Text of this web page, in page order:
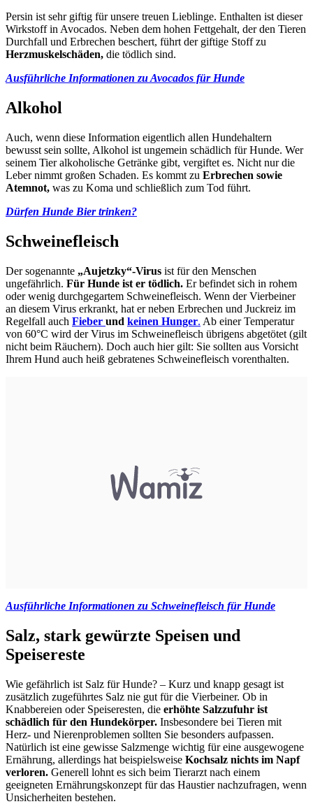
Persin ist sehr giftig für unsere treuen Lieblinge. Enthalten ist dieser
Wirkstoff in Avocados. Neben dem hohen Fettgehalt, der den Tieren
Durchfall und Erbrechen beschert, führt der giftige Stoff zu
Herzmuskelschäden, die tödlich sind.
Ausführliche Informationen zu Avocados für Hunde
Alkohol
Auch, wenn diese Information eigentlich allen Hundehaltern
bewusst sein sollte, Alkohol ist ungemein schädlich für Hunde. Wer
seinem Tier alkoholische Getränke gibt, vergiftet es. Nicht nur die
Leber nimmt großen Schaden. Es kommt zu Erbrechen sowie
Atemnot, was zu Koma und schließlich zum Tod führt.
Dürfen Hunde Bier trinken?
Schweinefleisch
Der sogenannte „Aujetzky“-Virus ist für den Menschen
ungefährlich. Für Hunde ist er tödlich. Er befindet sich in rohem
oder wenig durchgegartem Schweinefleisch. Wenn der Vierbeiner
an diesem Virus erkrankt, hat er neben Erbrechen und Juckreiz im
Regelfall auch Fieber und keinen Hunger. Ab einer Temperatur
von 60°C wird der Virus im Schweinefleisch übrigens abgetötet (gilt
nicht beim Räuchern). Doch auch hier gilt: Sie sollten aus Vorsicht
Ihrem Hund auch heiß gebratenes Schweinefleisch vorenthalten.
Ausführliche Informationen zu Schweinefleisch für Hunde
Salz, stark gewürzte Speisen und
Speisereste
Wie gefährlich ist Salz für Hunde? – Kurz und knapp gesagt ist
zusätzlich zugeführtes Salz nie gut für die Vierbeiner. Ob in
Knabbereien oder Speiseresten, die erhöhte Salzzufuhr ist
schädlich für den Hundekörper. Insbesondere bei Tieren mit
Herz- und Nierenproblemen sollten Sie besonders aufpassen.
Natürlich ist eine gewisse Salzmenge wichtig für eine ausgewogene
Ernährung, allerdings hat beispielsweise Kochsalz nichts im Napf
verloren. Generell lohnt es sich beim Tierarzt nach einem
geeigneten Ernährungskonzept für das Haustier nachzufragen, wenn
Unsicherheiten bestehen.